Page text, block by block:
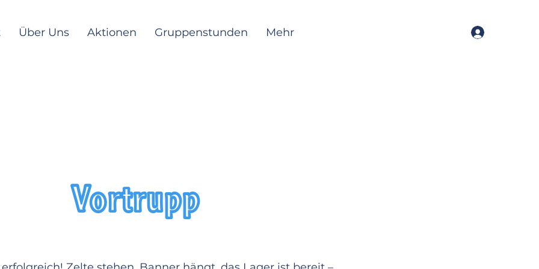
Über Uns Aktionen Gruppenstunden Mehr
Vortrupp